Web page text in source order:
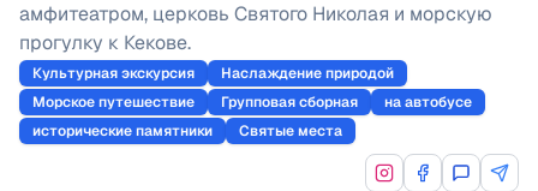
амфитеатром, церковь Святого Николая и морскую
прогулку к Кекове.
Культурная экскурсия
Наслаждение природой
Морское путешествие
Групповая сборная
на автобусе
исторические памятники
Святые места